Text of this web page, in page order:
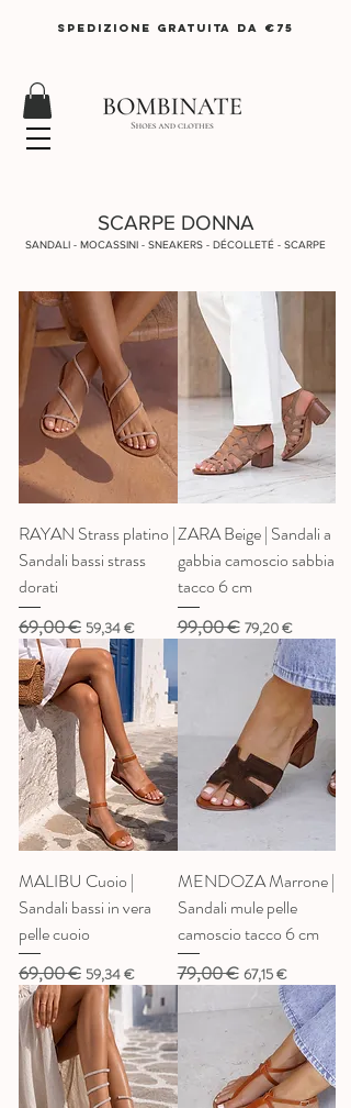
SPEDIZIONE GRATUITA DA €75
SCARPE DONNA
SANDALI - MOCASSINI - SNEAKERS - DÉCOLLETÉ - SCARPE
RAYAN Strass platino |
Sandali bassi strass
dorati
Prezzo regolare
69,00 € Prezzo scontato
59,34 €
ZARA Beige | Sandali a
gabbia camoscio sabbia
tacco 6 cm
Prezzo regolare
99,00 € Prezzo scontato
79,20 €
MALIBU Cuoio |
Sandali bassi in vera
pelle cuoio
Prezzo regolare
69,00 € Prezzo scontato
59,34 €
MENDOZA Marrone |
Sandali mule pelle
camoscio tacco 6 cm
Prezzo regolare
79,00 € Prezzo scontato
67,15 €